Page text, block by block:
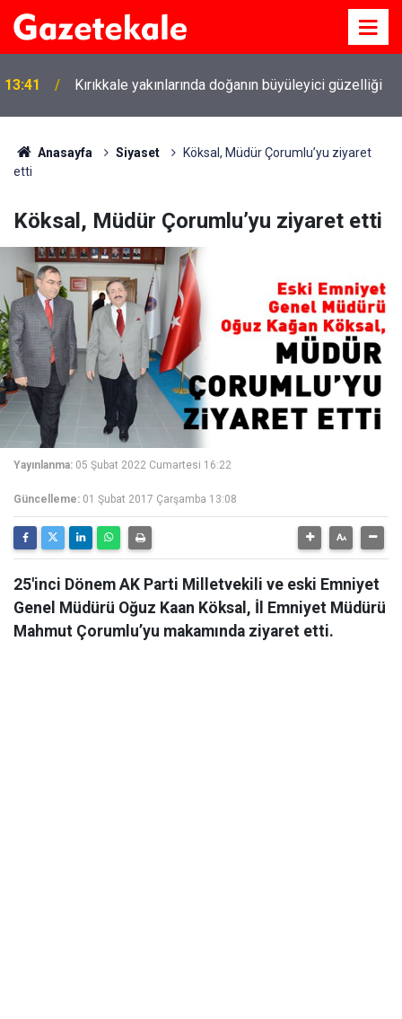
13:41 Kırıkkale yakınlarında doğanın büyüleyici güzelliği
Anasayfa Siyaset
Köksal, Müdür Çorumlu’yu ziyaret
etti
Köksal, Müdür Çorumlu’yu ziyaret etti
Yayınlanma: 05 Şubat 2022 Cumartesi 16:22
Güncelleme: 01 Şubat 2017 Çarşamba 13:08
25'inci Dönem AK Parti Milletvekili ve eski Emniyet
Genel Müdürü Oğuz Kaan Köksal, İl Emniyet Müdürü
Mahmut Çorumlu’yu makamında ziyaret etti.